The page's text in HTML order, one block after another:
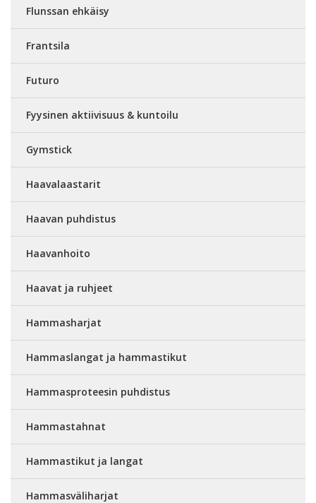
Flunssan ehkäisy
Frantsila
Futuro
Fyysinen aktiivisuus & kuntoilu
Gymstick
Haavalaastarit
Haavan puhdistus
Haavanhoito
Haavat ja ruhjeet
Hammasharjat
Hammaslangat ja hammastikut
Hammasproteesin puhdistus
Hammastahnat
Hammastikut ja langat
Hammasväliharjat